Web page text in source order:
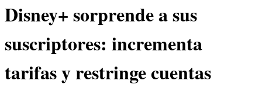
Disney+ sorprende a sus
suscriptores: incrementa
tarifas y restringe cuentas